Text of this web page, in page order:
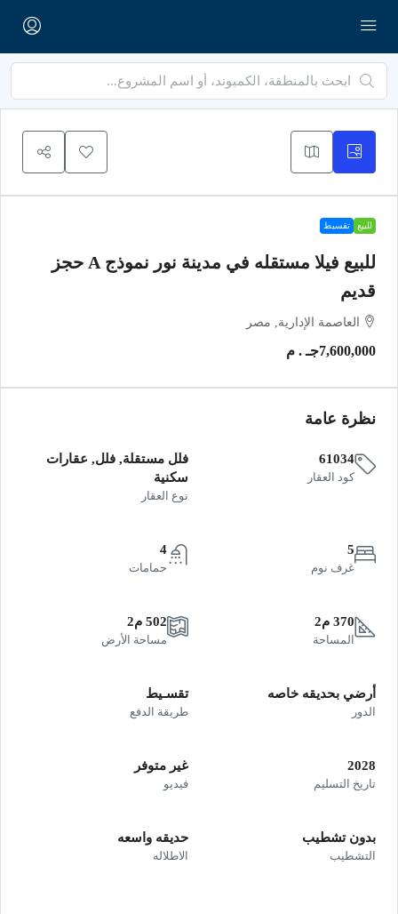
للبيع تقسيط
للبيع فيلا مستقله في مدينة نور نموذج A حجز
قديم
العاصمة الإدارية, مصر
7,600,000جـ . م
نظرة عامة
61034
كود العقار
فلل مستقلة, فلل, عقارات
سكنية
نوع العقار
5
غرف نوم
4
حمامات
370 م2
المساحة
502 م2
مساحة الأرض
أرضي بحديقه خاصه
الدور
تقسـيط
طريقة الدفع
2028
تاريخ التسليم
غير متوفر
فيديو
بدون تشطيب
التشطيب
حديقه واسعه
الاطلاله